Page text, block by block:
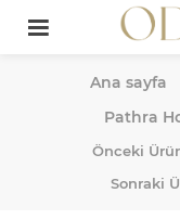
Ana sayfa
Pathra
Önceki
Sonraki